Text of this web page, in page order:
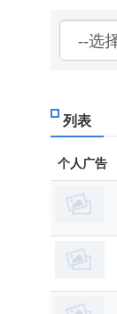
列表
个人广告